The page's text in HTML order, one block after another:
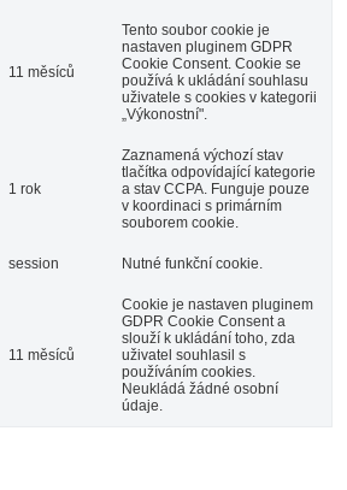
11 měsíců
Tento soubor cookie je
nastaven pluginem GDPR
Cookie Consent. Cookie se
používá k ukládání souhlasu
uživatele s cookies v kategorii
„Výkonostní".
1 rok
Zaznamená výchozí stav
tlačítka odpovídající kategorie
a stav CCPA. Funguje pouze
v koordinaci s primárním
souborem cookie.
session Nutné funkční cookie.
11 měsíců
Cookie je nastaven pluginem
GDPR Cookie Consent a
slouží k ukládání toho, zda
uživatel souhlasil s
používáním cookies.
Neukládá žádné osobní
údaje.